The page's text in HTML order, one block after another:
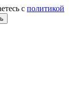
с политикой